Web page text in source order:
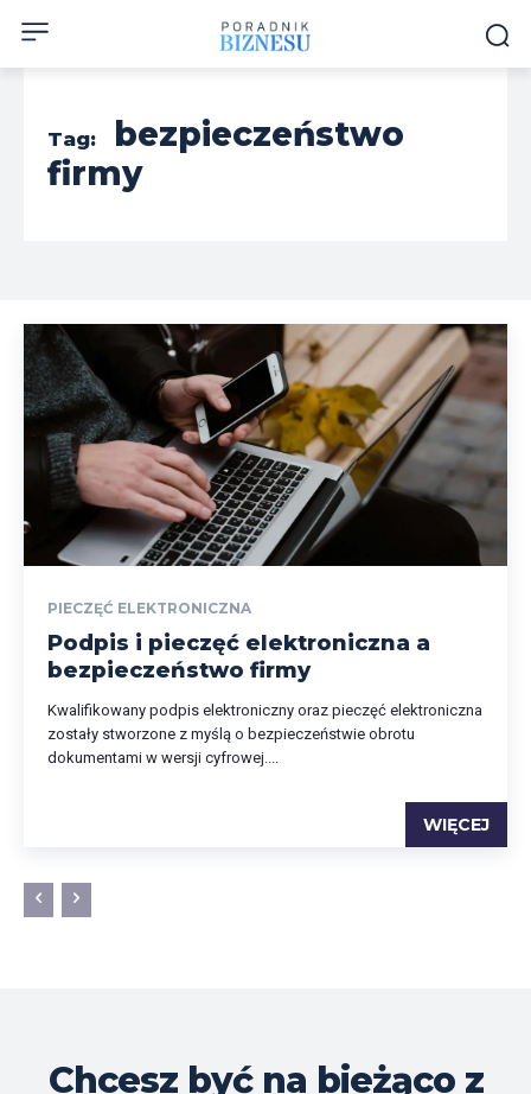
Tag:
bezpieczeństwo
firmy
PIECZĘĆ ELEKTRONICZNA
Podpis i pieczęć elektroniczna a
bezpieczeństwo firmy
Kwalifikowany podpis elektroniczny oraz pieczęć elektroniczna
zostały stworzone z myślą o bezpieczeństwie obrotu
dokumentami w wersji cyfrowej....
WIĘCEJ
Chcesz być na bieżąco z